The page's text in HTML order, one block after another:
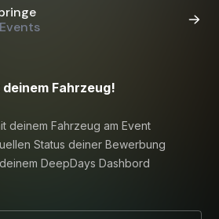
Fahrzeug!
deinem Fahrzeug am Event
Status deiner Bewerbung
DeepDays Dashbord